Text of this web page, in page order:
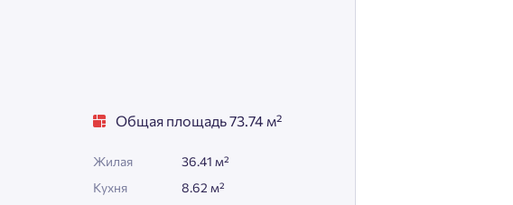
Общая площадь 73.74 м²
Жилая
36.41 м²
Кухня
8.62 м²